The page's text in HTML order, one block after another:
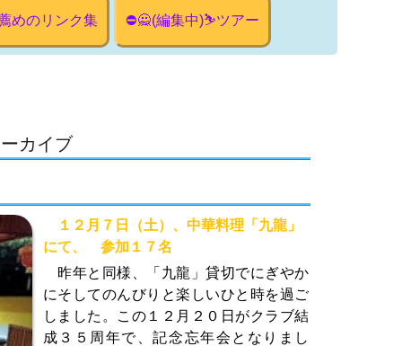
めのリンク集 ⛔🙅(編集中)⛷ツアー
カイブ
１２月７日（土）、中華料理「九龍」
にて、 参加１７名
昨年と同様、「九龍」貸切でにぎやか
にそしてのんびりと楽しいひと時を過ご
しました。この１２月２０日がクラブ結
成３５周年で、記念忘年会となりまし